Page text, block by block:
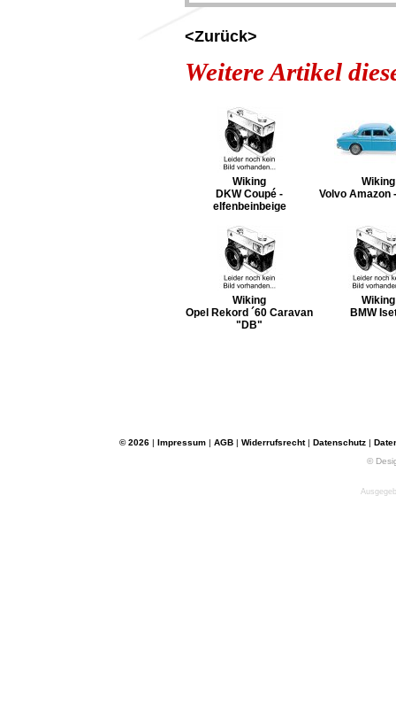
<Zurück>
Weitere Artikel
Wiking
DKW Coupé -
elfenbeinbeige
Wiking
Volvo Amazon
Wiking
Opel Rekord ´60 Caravan
"DB"
Wiking
BMW
© 2026 | Impressum | AGB | Widerrufsrecht| Datenschutz |
©